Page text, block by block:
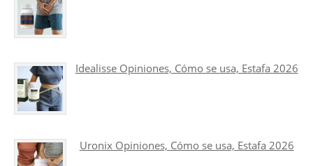
Idealisse Opiniones, Cómo se usa, Estafa 2026
Uronix Opiniones, Cómo se usa, Estafa 2026